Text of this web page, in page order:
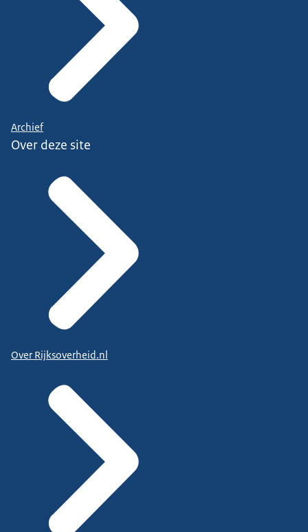
Archief
Over deze site
Over Rijksoverheid.nl